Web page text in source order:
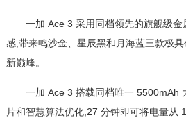
一加 Ace 3 采用同档领先的旗舰级
感,带来鸣沙金、星辰黑和月海蓝三款极
新巅峰。
一加 Ace 3 搭载同档唯一 5500mAh
片和智慧算法优化,27 分钟即可将电量从